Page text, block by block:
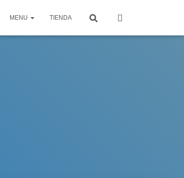
MENU TIENDA